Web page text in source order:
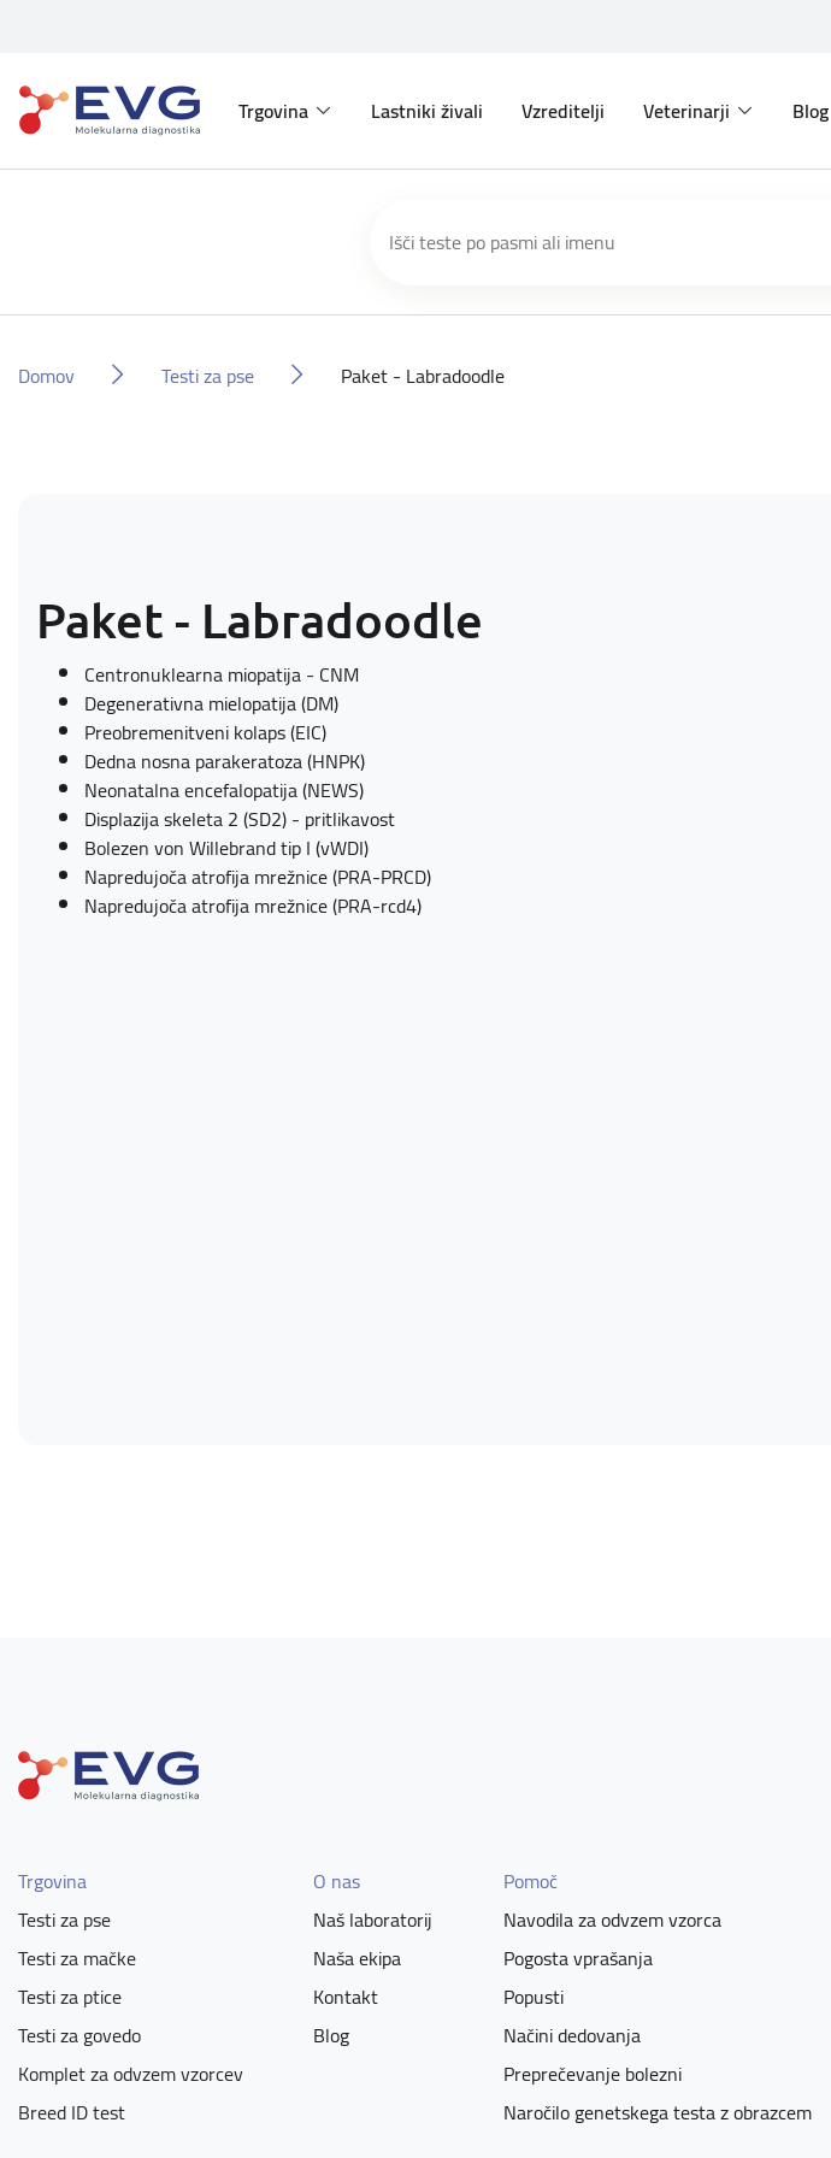
Trgovina Lastniki živali Vzreditelji Veterinarji Blog
Domov Testi za pse Paket - Labradoodle
Paket - Labradoodle
Centronuklearna miopatija - CNM
Degenerativna mielopatija (DM)
Preobremenitveni kolaps (EIC)
Dedna nosna parakeratoza (HNPK)
Neonatalna encefalopatija (NEWS)
Displazija skeleta 2 (SD2) - pritlikavost
Bolezen von Willebrand tip I (vWDI)
Napredujoča atrofija mrežnice (PRA-PRCD)
Napredujoča atrofija mrežnice (PRA-rcd4)
Trgovina
Testi za pse
Testi za mačke
Testi za ptice
Testi za govedo
Komplet za odvzem vzorcev
Breed ID test
O nas
Naš laboratorij
Naša ekipa
Kontakt
Blog
Pomoč
Navodila za odvzem vzorca
Pogosta vprašanja
Popusti
Načini dedovanja
Preprečevanje bolezni
Naročilo genetskega testa z obrazcem